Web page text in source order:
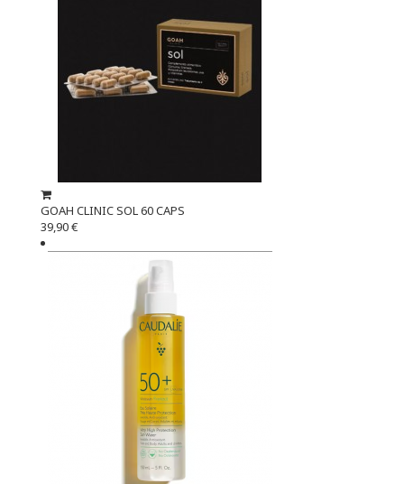
GOAH CLINIC SOL 60 CAPS
39,90 €